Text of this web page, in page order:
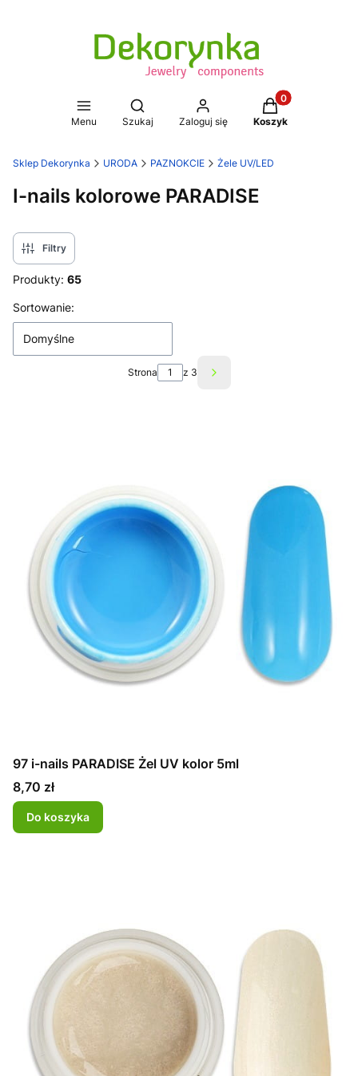
Menu
Otwórz wyszukiwarkę
Szukaj Zaloguj się
Produkty w
Koszyk
Sklep Dekorynka URODA PAZNOKCIE Żele UV/LED
I-nails kolorowe PARADISE
Filtry
Produkty: 65
Lista produktów
Sortowanie:
Domyślne
Strona z 3 Następne produkty
97 i-nails PARADISE Żel UV kolor 5ml
Cena
8,70 zł
Do koszyka